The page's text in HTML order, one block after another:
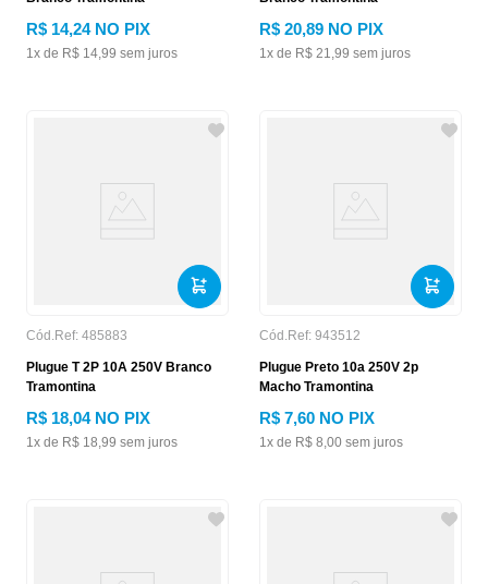
R$ 14,24NO PIX
1x de R$ 14,99 sem juros
R$ 20,89 NO PIX
1x de R$ 21,99 sem juros
Cód.Ref: 485883
Plugue T 2P 10A 250V Branco
Tramontina
R$ 18,04NO PIX
1x de R$ 18,99 sem juros
Cód.Ref: 943512
Plugue Preto 10a 250V 2p
Macho Tramontina
R$ 7,60 NO PIX
1x de R$ 8,00 sem juros